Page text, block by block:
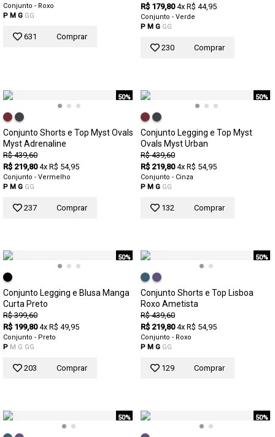
Conjunto - Roxo
P M G GG
631 Comprar
R$ 179,80 4x R$ 44,95
Conjunto - Verde
P M G GG
230 Comprar
50%
Conjunto Shorts e Top Myst Ovals
Myst Adrenaline
R$ 439,60
R$ 219,80 4x R$ 54,95
Conjunto - Vermelho
P M G GG
237 Comprar
50%
Conjunto Legging e Top Myst
Ovals Myst Urban
R$ 439,60
R$ 219,80 4x R$ 54,95
Conjunto - Cinza
P M G GG
132 Comprar
50%
Conjunto Legging e Blusa Manga
Curta Preto
R$ 399,60
R$ 199,80 4x R$ 49,95
Conjunto - Preto
P M G GG
203 Comprar
50%
Conjunto Shorts e Top Lisboa
Roxo Ametista
R$ 439,60
R$ 219,80 4x R$ 54,95
Conjunto - Roxo
P M G GG
129 Comprar
50% 50%